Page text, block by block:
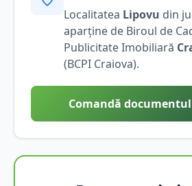
Localitatea Lipovu din
aparține de Biroul de
Publicitate Imobiliară
(BCPI Craiova).
Comandă